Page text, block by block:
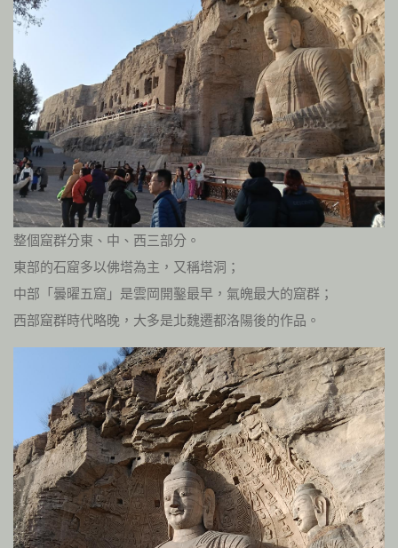
整個窟群分東、中、西三部分。
東部的石窟多以佛塔為主，又稱塔洞；
中部「曇曜五窟」是雲岡開鑿最早，氣魄最大的窟群；
西部窟群時代略晚，大多是北魏遷都洛陽後的作品。